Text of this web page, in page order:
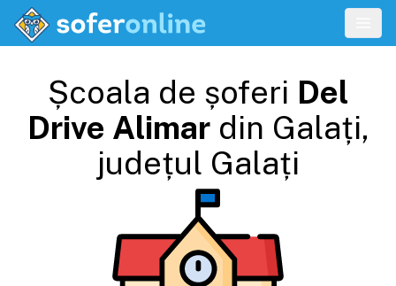
Școala de șoferi Del
Drive Alimardin Galați,
județul Galați